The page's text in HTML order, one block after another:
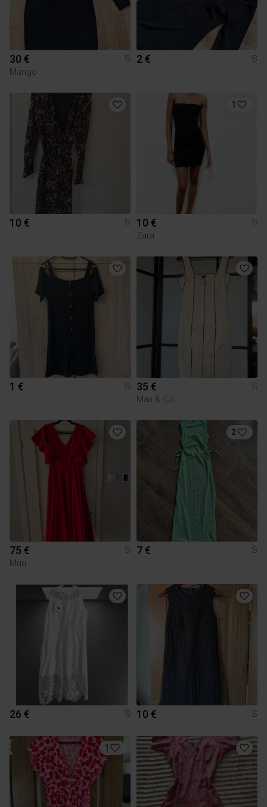
30 €
S
Mango
2 € S
10 € S
1
10 €
S
Zara
1 € S 35 €
S
Max & Co
75 €
S
Muu
2
7 € S
26 € S 10 € S
1